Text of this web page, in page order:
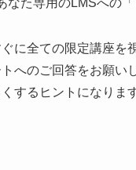
に全ての限定講座を
へのご回答をお願い
するヒントになりま